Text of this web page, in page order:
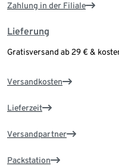
Zahlung in der Filiale
Lieferung
Gratisversand ab 29 € &
Versandkosten
Lieferzeit
Versandpartner
Packstation